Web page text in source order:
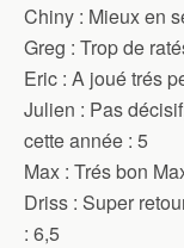
Chiny : Mieux en
Greg : Trop de
Eric : A joué trés
Julien : Pas
cette année : 5
Max : Trés bon
Driss : Super
: 6,5